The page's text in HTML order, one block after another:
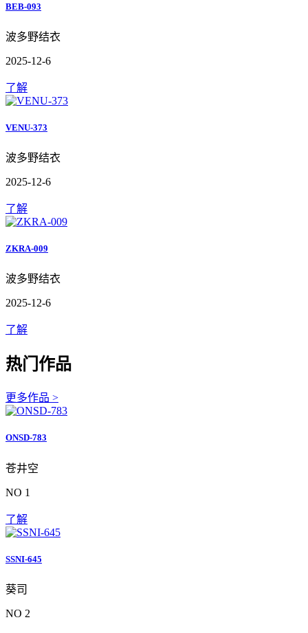
BEB-093
波多野结衣
2025-12-6
了解
VENU-373
波多野结衣
2025-12-6
了解
ZKRA-009
波多野结衣
2025-12-6
了解
热门作品
更多作品 >
ONSD-783
苍井空
NO 1
了解
SSNI-645
葵司
NO 2